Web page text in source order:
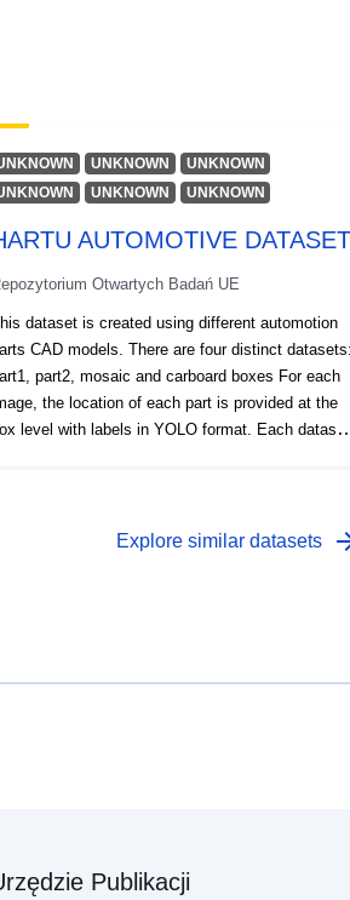
UNKNOWN
UNKNOWN
UNKNOWN UNKNOWN
AUTOMOTIVE DATASET
Otwartych Badań UE
dataset is created using different automotion
CAD models. There are four distinct datasets:
part2, mosaic and carboard boxes For each
the location of each part is provided at the
level with labels in YOLO format. Each dataset
research and innovation programme Horizon
Explore similar datasets
Publikacji